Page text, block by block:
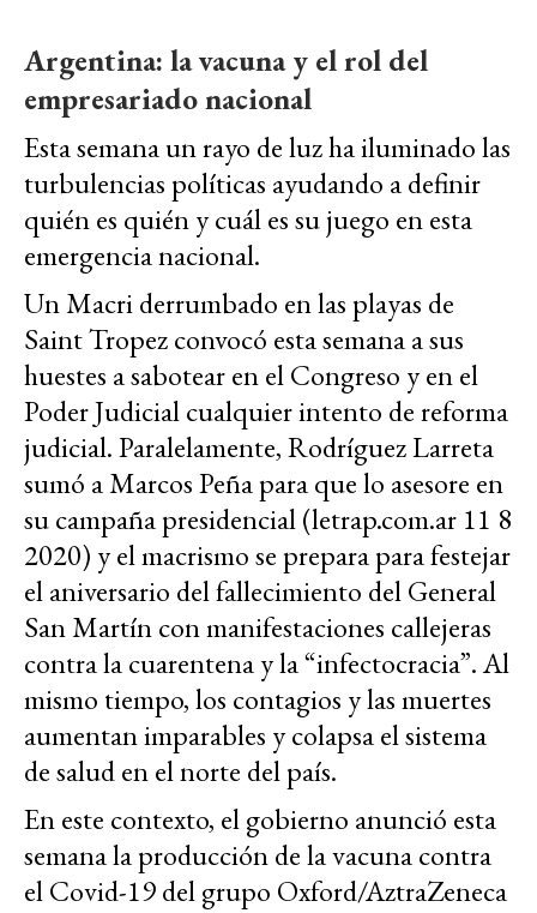
Argentina: la vacuna y el rol del
empresariado nacional
Esta semana un rayo de luz ha iluminado las
turbulencias políticas ayudando a definir
quién es quién y cuál es su juego en esta
emergencia nacional.
Un Macri derrumbado en las playas de
Saint Tropez convocó esta semana a sus
huestes a sabotear en el Congreso y en el
Poder Judicial cualquier intento de reforma
judicial. Paralelamente, Rodríguez Larreta
sumó a Marcos Peña para que lo asesore en
su campaña presidencial (letrap.com.ar 11 8
2020) y el macrismo se prepara para festejar
el aniversario del fallecimiento del General
San Martín con manifestaciones callejeras
contra la cuarentena y la “infectocracia”. Al
mismo tiempo, los contagios y las muertes
aumentan imparables y colapsa el sistema
de salud en el norte del país.
En este contexto, el gobierno anunció esta
semana la producción de la vacuna contra
el Covid-19 del grupo Oxford/AztraZeneca